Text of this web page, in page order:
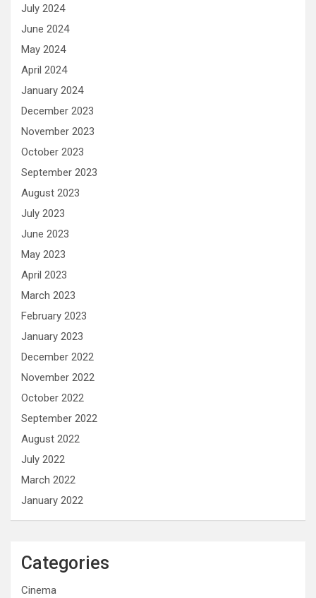
July 2024
June 2024
May 2024
April 2024
January 2024
December 2023
November 2023
October 2023
September 2023
August 2023
July 2023
June 2023
May 2023
April 2023
March 2023
February 2023
January 2023
December 2022
November 2022
October 2022
September 2022
August 2022
July 2022
March 2022
January 2022
Categories
Cinema